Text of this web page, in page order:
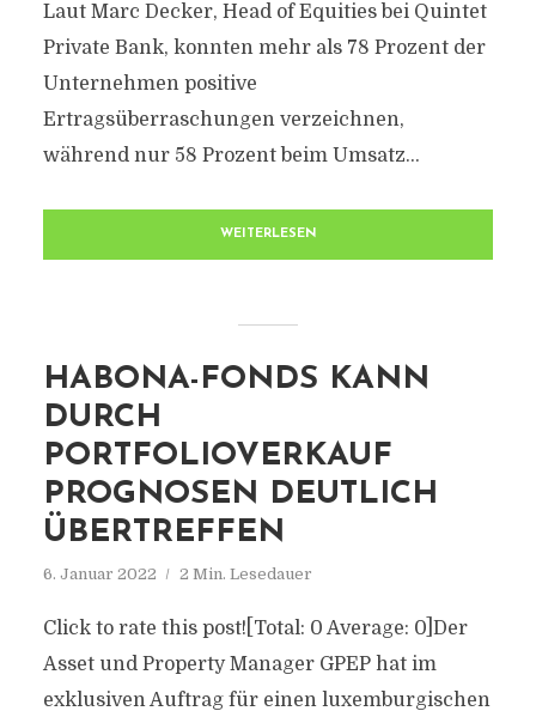
Laut Marc Decker, Head of Equities bei Quintet
Private Bank, konnten mehr als 78 Prozent der
Unternehmen positive
Ertragsüberraschungen verzeichnen,
während nur 58 Prozent beim Umsatz...
WEITERLESEN
HABONA-FONDS KANN
DURCH
PORTFOLIOVERKAUF
PROGNOSEN DEUTLICH
ÜBERTREFFEN
6. Januar 2022 2 Min. Lesedauer
Click to rate this post![Total: 0 Average: 0]Der
Asset und Property Manager GPEP hat im
exklusiven Auftrag für einen luxemburgischen